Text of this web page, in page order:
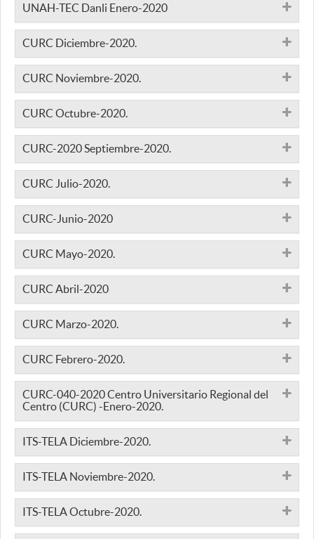
UNAH-TEC Danli Enero-2020
CURC Diciembre-2020.
CURC Noviembre-2020.
CURC Octubre-2020.
CURC-2020 Septiembre-2020.
CURC Julio-2020.
CURC-Junio-2020
CURC Mayo-2020.
CURC Abril-2020
CURC Marzo-2020.
CURC Febrero-2020.
CURC-040-2020 Centro Universitario Regional del
Centro (CURC) -Enero-2020.
ITS-TELA Diciembre-2020.
ITS-TELA Noviembre-2020.
ITS-TELA Octubre-2020.